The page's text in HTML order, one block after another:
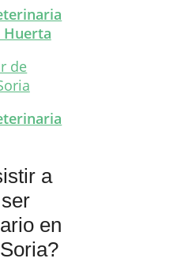
Huerta
a
en